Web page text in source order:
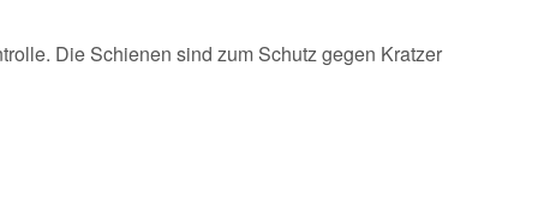
Die Schienen sind zum Schutz gegen Kratzer